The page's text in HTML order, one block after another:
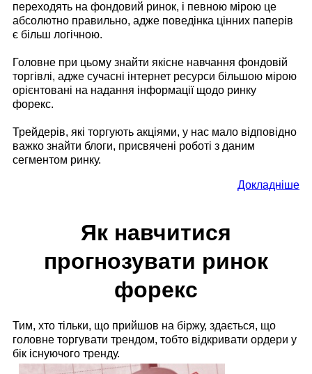
переходять на фондовий ринок, і певною мірою це
абсолютно правильно, адже поведінка цінних паперів
є більш логічною.
Головне при цьому знайти якісне навчання фондовій
торгівлі, адже сучасні інтернет ресурси більшою мірою
орієнтовані на надання інформації щодо ринку
форекс.
Трейдерів, які торгують акціями, у нас мало відповідно
важко знайти блоги, присвячені роботі з даним
сегментом ринку.
Докладніше
Як навчитися
прогнозувати ринок
форекс
Тим, хто тільки, що прийшов на біржу, здається, що
головне торгувати трендом, тобто відкривати ордери у
бік існуючого тренду.